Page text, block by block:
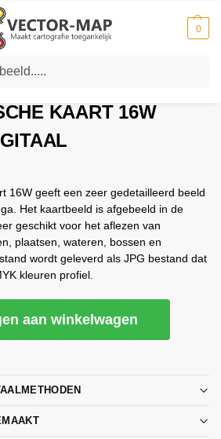
0
kaarten
KAART 16W
16W geeft een zeer gedetailleerd beeld
Het kaartbeeld is afgebeeld in de
geschikt voor het aflezen van
plaatsen, wateren, bossen en
wordt geleverd als JPG bestand dat
kleuren profiel.
aan winkelwagen